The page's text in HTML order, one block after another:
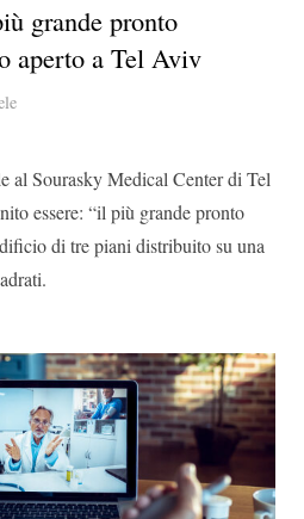
grande pronto
aperto a Tel Aviv
al Sourasky Medical Center di Tel
essere: “il più grande pronto
di tre piani distribuito su una